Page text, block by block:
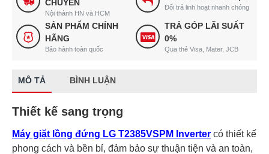
CHUYỂN
Nội thành HN và HCM
Đổi trả linh hoạt nhanh chóng
SẢN PHẨM CHÍNH
HÃNG
Bảo hành toàn quốc
TRẢ GÓP LÃI SUẤT
0%
Qua thẻ Visa, Mater, JCB
MÔ TẢ BÌNH LUẬN
Thiết kế sang trọng
Máy giặt lồng đứng LG T2385VSPM Inverter có thiết kế
phong cách và bền bỉ, đảm bảo sự thuận tiện và an toàn,